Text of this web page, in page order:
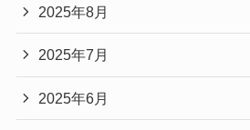
2025年8月
2025年7月
2025年6月